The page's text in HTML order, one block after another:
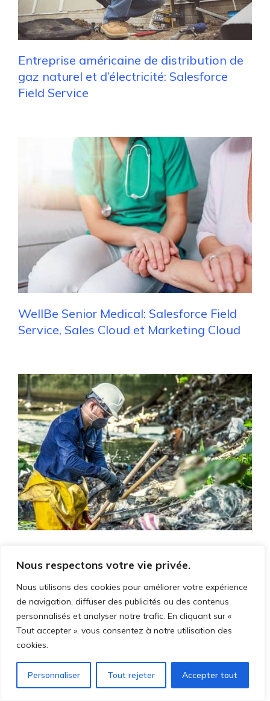
Nous respectons votre vie privée.
Nous utilisons des cookies pour améliorer votre expérience
de navigation, diffuser des publicités ou des contenus
personnalisés et analyser notre trafic. En cliquant sur «
Tout accepter », vous consentez à notre utilisation des
cookies.
Personnaliser Tout rejeter Accepter tout
Entreprise américaine de distribution de
gaz naturel et d’électricité: Salesforce
Field Service
WellBe Senior Medical: Salesforce Field
Service, Sales Cloud et Marketing Cloud
Field Service